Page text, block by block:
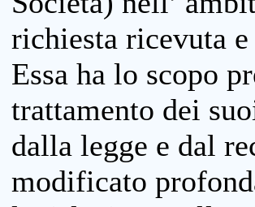
richiesta ricevuta
Essa ha lo scopo
trattamento dei
dalla legge e dal
modificato